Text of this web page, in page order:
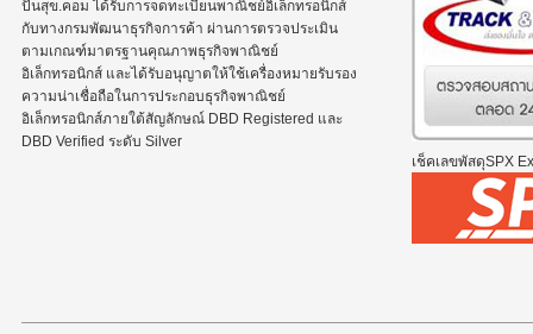
ปันสุข.คอม ได้รับการจดทะเบียนพาณิชย์อิเล็กทรอนิกส์
กับทางกรมพัฒนาธุรกิจการค้า ผ่านการตรวจประเมิน
ตามเกณฑ์มาตรฐานคุณภาพธุรกิจพาณิชย์
อิเล็กทรอนิกส์ และได้รับอนุญาตให้ใช้เครื่องหมายรับรอง
ความน่าเชื่อถือในการประกอบธุรกิจพาณิชย์
อิเล็กทรอนิกส์ภายใต้สัญลักษณ์ DBD Registered และ
DBD Verified ระดับ Silver
เช็คเลขพัสดุSPX